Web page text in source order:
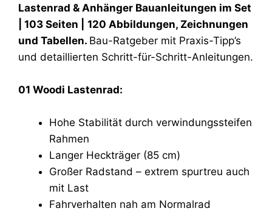
war:
€ 29,60
ist:
€ 19,50.
Lastenrad & Anhänger Bauanleitungen im Set
| 103 Seiten |
120 Abbildungen, Zeichnungen
und Tabellen. Bau-Ratgeber mit Praxis-Tipp’s
und detaillierten Schritt-für-Schritt-Anleitungen.
01 Woodi Lastenrad:
Hohe Stabilität durch verwindungssteifen
Rahmen
Langer Heckträger (85 cm)
Großer Radstand – extrem spurtreu auch
mit Last
Fahrverhalten nah am Normalrad